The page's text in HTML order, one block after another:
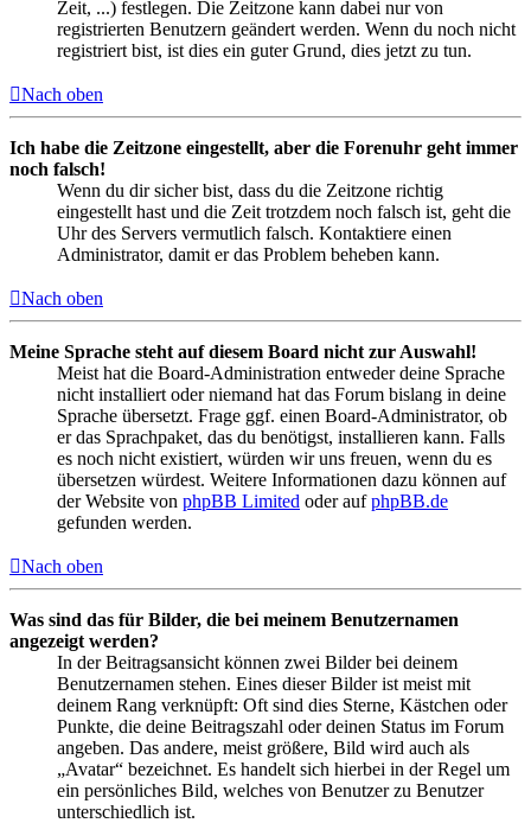
Zeit, ...) festlegen. Die Zeitzone kann dabei nur von
registrierten Benutzern geändert werden. Wenn du noch nicht
registriert bist, ist dies ein guter Grund, dies jetzt zu tun.
Nach oben
Ich habe die Zeitzone eingestellt, aber die Forenuhr geht immer
noch falsch!
Wenn du dir sicher bist, dass du die Zeitzone richtig
eingestellt hast und die Zeit trotzdem noch falsch ist, geht die
Uhr des Servers vermutlich falsch. Kontaktiere einen
Administrator, damit er das Problem beheben kann.
Nach oben
Meine Sprache steht auf diesem Board nicht zur Auswahl!
Meist hat die Board-Administration entweder deine Sprache
nicht installiert oder niemand hat das Forum bislang in deine
Sprache übersetzt. Frage ggf. einen Board-Administrator, ob
er das Sprachpaket, das du benötigst, installieren kann. Falls
es noch nicht existiert, würden wir uns freuen, wenn du es
übersetzen würdest. Weitere Informationen dazu können auf
der Website von phpBB Limited oder aufphpBB.de
gefunden werden.
Nach oben
Was sind das für Bilder, die bei meinem Benutzernamen
angezeigt werden?
In der Beitragsansicht können zwei Bilder bei deinem
Benutzernamen stehen. Eines dieser Bilder ist meist mit
deinem Rang verknüpft: Oft sind dies Sterne, Kästchen oder
Punkte, die deine Beitragszahl oder deinen Status im Forum
angeben. Das andere, meist größere, Bild wird auch als
„Avatar“ bezeichnet. Es handelt sich hierbei in der Regel um
ein persönliches Bild, welches von Benutzer zu Benutzer
unterschiedlich ist.